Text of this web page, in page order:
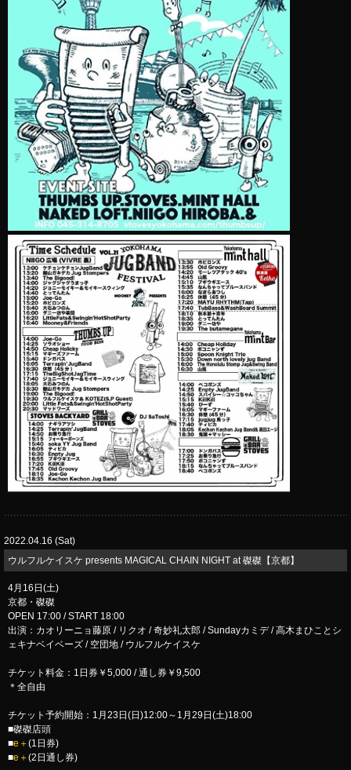
2022.04.16 (Sat)
​ウルフルケイスケ presents MAGICAL CHAIN NIGHT at 磔磔【京都】
4月16日(土)
京都・磔磔
OPEN 17:00 / START 18:00
出演：カオリーニョ藤原 / リクオ / 奇妙礼太郎 / Sundayカミデ / 高木まひことシ
ェキナベイベーズ / 空団地 / ウルフルケイスケ
チケット料金：1日券￥5,000 / 通し券￥9,500
＊全自由
チケット予約開始：1月23日(日)12:00～1月29日(土)18:00
■磔磔店頭
■e＋ (1日券)
■e＋ (2日通し券)